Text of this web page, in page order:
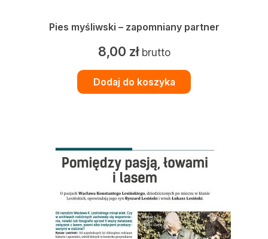
Pies myśliwski – zapomniany partner
8,00 zł brutto
Dodaj do koszyka